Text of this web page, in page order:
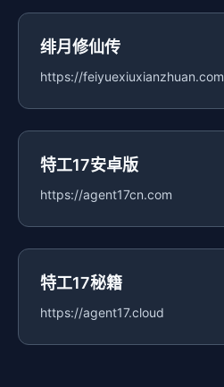
绯月修仙传
https://feiyuexiuxianzhuan.com
特工17安卓版
https://agent17cn.com
特工17秘籍
https://agent17.cloud